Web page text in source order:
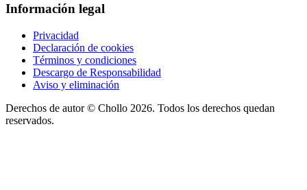
Información legal
Privacidad
Declaración de cookies
Términos y condiciones
Descargo de Responsabilidad
Aviso y eliminación
Derechos de autor © Chollo 2026. Todos los derechos quedan
reservados.